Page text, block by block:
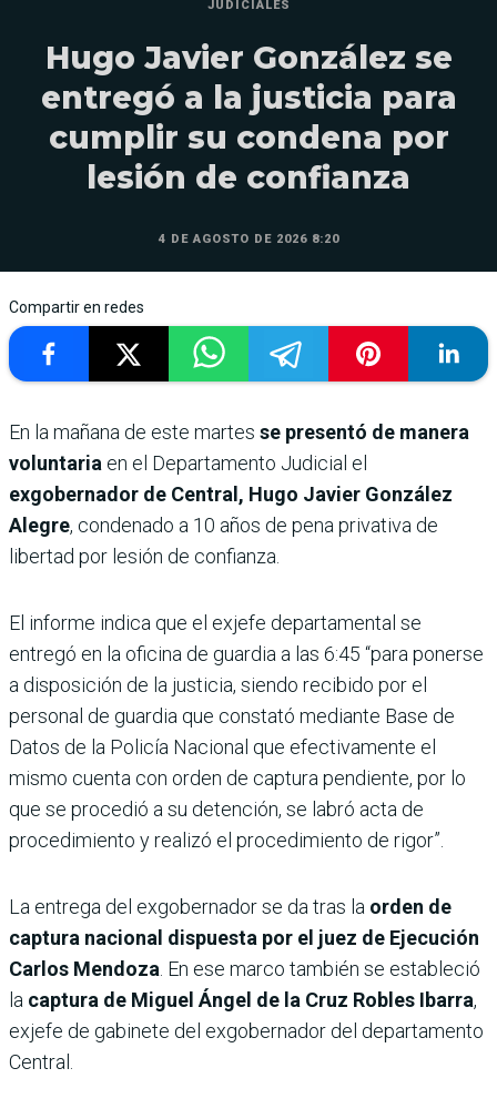
JUDICIALES
Hugo Javier González se
entregó a la justicia para
cumplir su condena por
lesión de confianza
4 DE AGOSTO DE 2026 8:20
Compartir en redes
En la mañana de este martes se presentó de manera
voluntaria en el Departamento Judicial el
exgobernador de Central, Hugo Javier González
Alegre, condenado a 10 años de pena privativa de
libertad por lesión de confianza.
El informe indica que el exjefe departamental se
entregó en la oficina de guardia a las 6:45 “para ponerse
a disposición de la justicia, siendo recibido por el
personal de guardia que constató mediante Base de
Datos de la Policía Nacional que efectivamente el
mismo cuenta con orden de captura pendiente, por lo
que se procedió a su detención, se labró acta de
procedimiento y realizó el procedimiento de rigor”.
La entrega del exgobernador se da tras la orden de
captura nacional dispuesta por el juez de Ejecución
Carlos Mendoza . En ese marco también se estableció
la captura de Miguel Ángel de la Cruz Robles Ibarra,
exjefe de gabinete del exgobernador del departamento
Central.